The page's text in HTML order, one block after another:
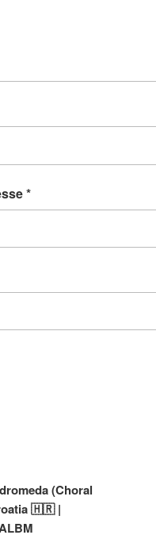
*
(Choral
🇭🇷 |